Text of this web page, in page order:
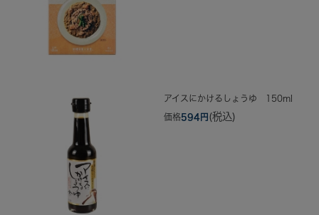
アイスにかけるしょうゆ 150ml
価格594円 (税込)